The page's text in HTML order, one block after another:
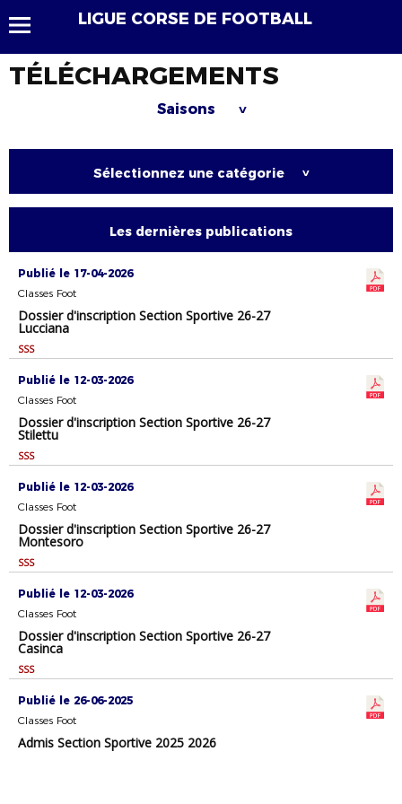
LIGUE CORSE DE FOOTBALL
TÉLÉCHARGEMENTS
Saisons >
Sélectionnez une catégorie >
Les dernières publications
Publié le 17-04-2026
Classes Foot
Dossier d'inscription Section Sportive 26-27
Lucciana
SSS
Publié le 12-03-2026
Classes Foot
Dossier d'inscription Section Sportive 26-27
Stilettu
SSS
Publié le 12-03-2026
Classes Foot
Dossier d'inscription Section Sportive 26-27
Montesoro
SSS
Publié le 12-03-2026
Classes Foot
Dossier d'inscription Section Sportive 26-27
Casinca
SSS
Publié le 26-06-2025
Classes Foot
Admis Section Sportive 2025 2026